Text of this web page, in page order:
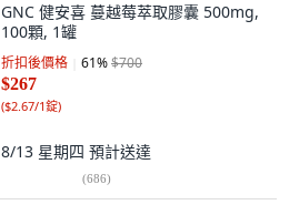
GNC 健安喜 蔓越莓萃取膠囊 500mg,
100顆, 1罐
折扣後價格 61%$700
$267
($2.67/1錠)
8/13 星期四 預計送達
(686)